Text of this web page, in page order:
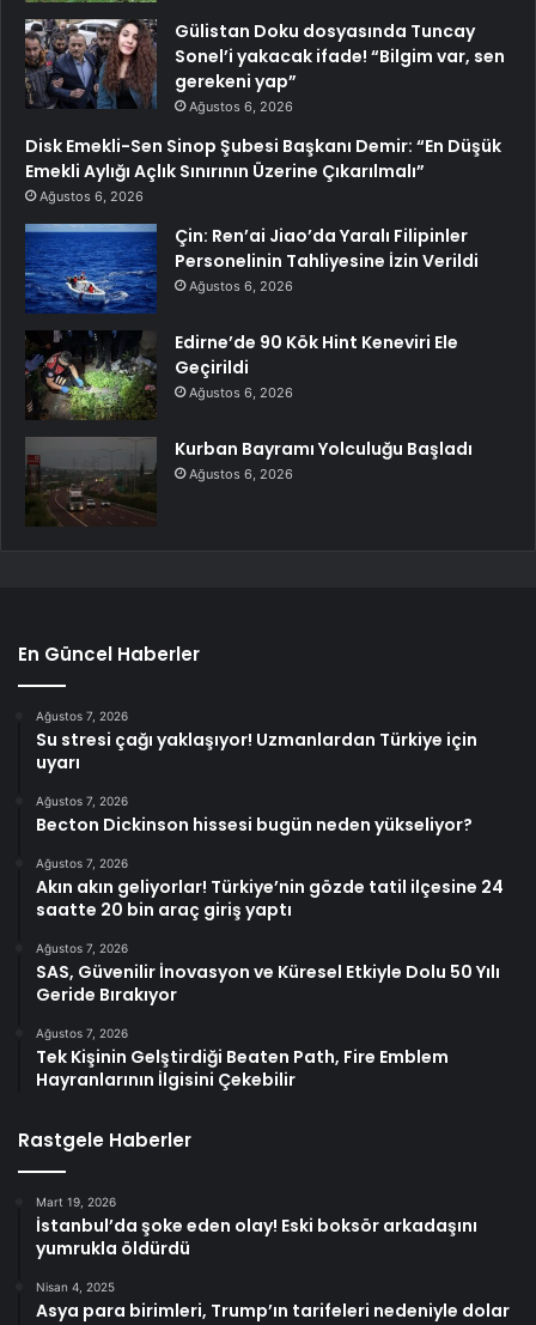
Gülistan Doku dosyasında Tuncay
Sonel’i yakacak ifade! “Bilgim var, sen
gerekeni yap”
Ağustos 6, 2026
Disk Emekli-Sen Sinop Şubesi Başkanı Demir: “En Düşük
Emekli Aylığı Açlık Sınırının Üzerine Çıkarılmalı”
Ağustos 6, 2026
Çin: Ren’ai Jiao’da Yaralı Filipinler
Personelinin Tahliyesine İzin Verildi
Ağustos 6, 2026
Edirne’de 90 Kök Hint Keneviri Ele
Geçirildi
Ağustos 6, 2026
Kurban Bayramı Yolculuğu Başladı
Ağustos 6, 2026
En Güncel Haberler
Ağustos 7, 2026
Su stresi çağı yaklaşıyor! Uzmanlardan Türkiye için
uyarı
Ağustos 7, 2026
Becton Dickinson hissesi bugün neden yükseliyor?
Ağustos 7, 2026
Akın akın geliyorlar! Türkiye’nin gözde tatil ilçesine 24
saatte 20 bin araç giriş yaptı
Ağustos 7, 2026
SAS, Güvenilir İnovasyon ve Küresel Etkiyle Dolu 50 Yılı
Geride Bırakıyor
Ağustos 7, 2026
Tek Kişinin Gelştirdiği Beaten Path, Fire Emblem
Hayranlarının İlgisini Çekebilir
Rastgele Haberler
Mart 19, 2026
İstanbul’da şoke eden olay! Eski boksör arkadaşını
yumrukla öldürdü
Nisan 4, 2025
Asya para birimleri, Trump’ın tarifeleri nedeniyle dolar